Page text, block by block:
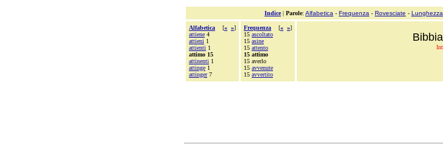
Indice| Parole: Alfabetica - Frequenza - Rovesciate - Lunghezza
Alfabetica [« »]
attiene 4
attieni 1
attienti 1
attimo 15
attinenti 1
attinge 1
attinger7
Frequenza [« »]
15 ascoltato
15 asine
15 attento
15 attimo
15 averlo
15 avvenute
15 avvertito